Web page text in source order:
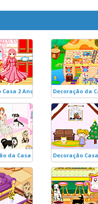
2 Andares Decoração da
da Casa dos CãezinhosDecoração Casa